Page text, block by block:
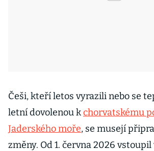
Češi, kteří letos vyrazili nebo se
letní dovolenou kchorvatskému
Jaderského moře, se musejí
změny. Od 1. června 2026